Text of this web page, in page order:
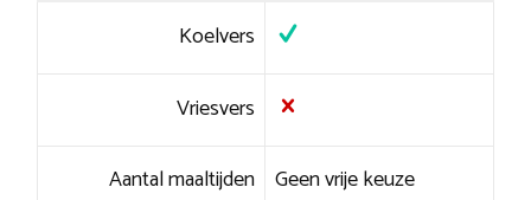
Koelvers
Vriesvers
Aantal maaltijden Geen vrije keuze